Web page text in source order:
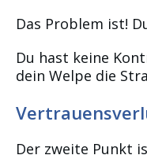
Das Problem ist!
Du hast keine
dein Welpe die
Der zweite Punkt